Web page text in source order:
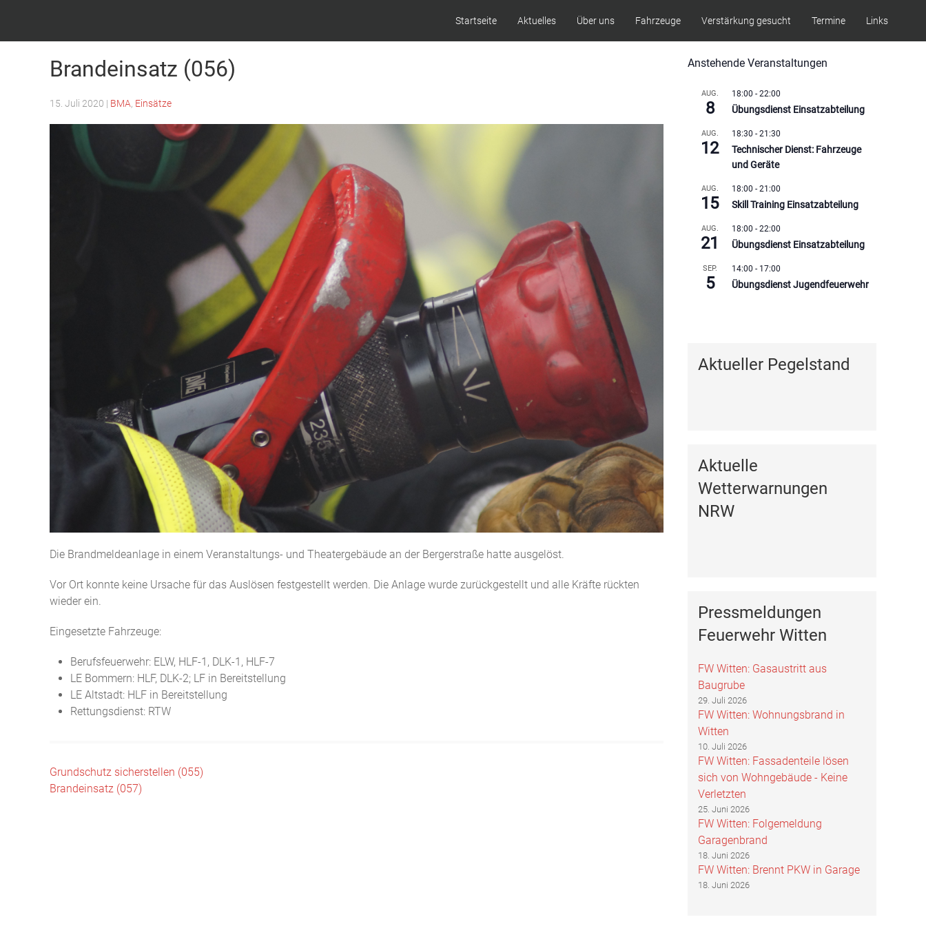
Startseite Aktuelles Über uns Fahrzeuge Verstärkung gesucht Termine Links
Brandeinsatz (056)
15. Juli 2020 | BMA Einsätze
Die Brandmeldeanlage in einem Veranstaltungs- und Theatergebäude an der Bergerstraße hatte ausgelöst.
Vor Ort konnte keine Ursache für das Auslösen festgestellt werden. Die Anlage wurde zurückgestellt und alle Kräfte rückten
wieder ein.
Eingesetzte Fahrzeuge:
Berufsfeuerwehr: ELW, HLF-1, DLK-1, HLF-7
LE Bommern: HLF, DLK-2; LF in Bereitstellung
LE Altstadt: HLF in Bereitstellung
Rettungsdienst: RTW
Beitragsnavigation
Grundschutz sicherstellen (055)
Brandeinsatz (057)
Anstehende Veranstaltungen
AUG.
8
18:00 -22:00
Übungsdienst Einsatzabteilung
AUG.
12
18:30 -21:30
Technischer Dienst: Fahrzeuge
und Geräte
AUG.
15
18:00 -21:00
Skill Training Einsatzabteilung
AUG.
21
18:00 -22:00
Übungsdienst Einsatzabteilung
SEP.
5
14:00 - 17:00
Übungsdienst Jugendfeuerwehr
Aktueller Pegelstand
Aktuelle
Wetterwarnungen
NRW
Pressmeldungen
Feuerwehr Witten
FW Witten: Gasaustritt aus
Baugrube
29. Juli 2026
FW Witten: Wohnungsbrand in
Witten
10. Juli 2026
FW Witten: Fassadenteile lösen
sich von Wohngebäude - Keine
Verletzten
25. Juni 2026
FW Witten: Folgemeldung
Garagenbrand
18. Juni 2026
FW Witten: Brennt PKW in Garage
18. Juni 2026